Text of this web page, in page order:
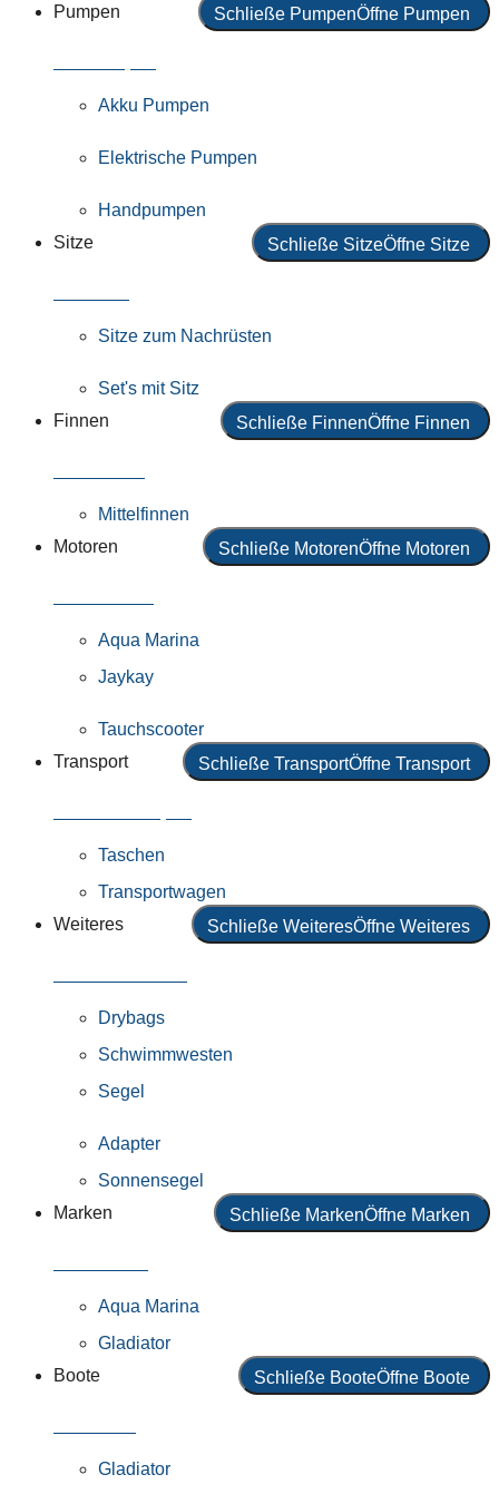
Pumpen
Schließe PumpenÖffne Pumpen
Akku Pumpen
Elektrische Pumpen
Handpumpen
Sitze
Schließe SitzeÖffne Sitze
Sitze zum Nachrüsten
Set's mit Sitz
Finnen
Schließe FinnenÖffne Finnen
Mittelfinnen
Motoren
Schließe MotorenÖffne Motoren
Aqua Marina
Jaykay
Tauchscooter
Transport
Schließe TransportÖffne Transport
Taschen
Transportwagen
Weiteres
Schließe WeiteresÖffne Weiteres
Drybags
Schwimmwesten
Segel
Adapter
Sonnensegel
Marken
Schließe MarkenÖffne Marken
Aqua Marina
Gladiator
Boote
Schließe BooteÖffne Boote
Gladiator